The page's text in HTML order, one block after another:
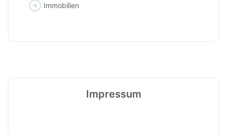
Immobilien
Impressum